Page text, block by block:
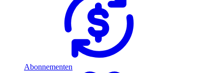
Abonnementen